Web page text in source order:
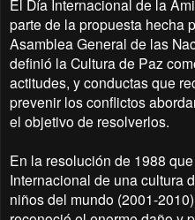
El Día Internacional de la
parte de la propuesta hecha
Asamblea General de las
definió la Cultura de Paz
actitudes, y conductas que
prevenir los conflictos
el objetivo de resolverlos.
En la resolución de 1988
Internacional de una cultura
niños del mundo (2001-